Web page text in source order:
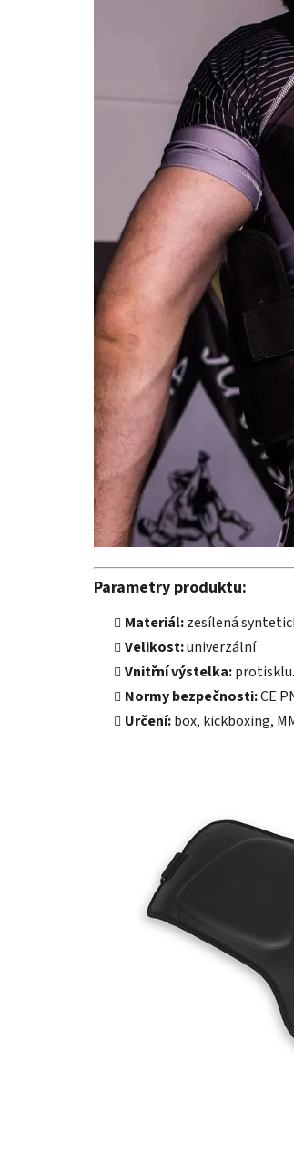
Parametry produktu:
Materiál:zesílená
Velikost:univerzální
Vnitřní výstelka:
Normy bezpečnosti:CE
Určení:box, kickboxing,